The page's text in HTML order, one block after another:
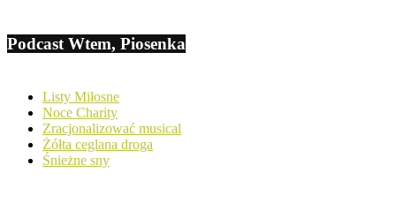
Podcast Wtem, Piosenka
Listy Miłosne
Noce Charity
Zracjonalizować musical
Żółta ceglana droga
Śnieżne sny